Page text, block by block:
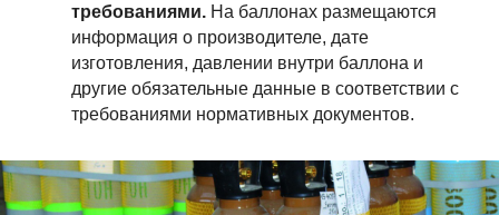
требованиями. На баллонах размещаются
информация о производителе, дате
изготовления, давлении внутри баллона и
другие обязательные данные в соответствии с
требованиями нормативных документов.